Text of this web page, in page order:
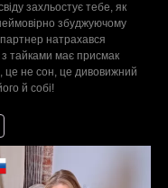
захльостує тебе, як
збуджуючому
натрахався
тайками має присмак
це не сон, це дивовижний
й собі!